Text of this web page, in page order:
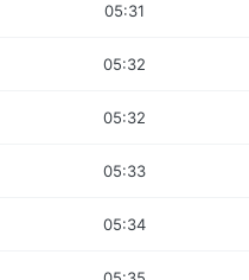
05:31
05:32
05:32
05:33
05:34